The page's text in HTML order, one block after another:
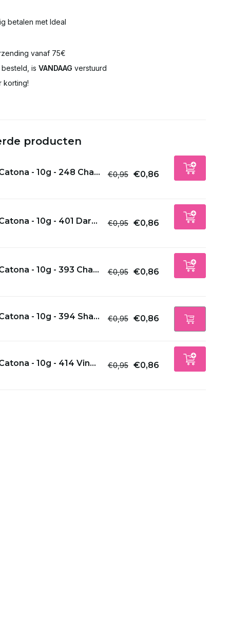
betalen met Ideal
vanaf 75€
besteld, is VANDAAG verstuurd
korting!
producten
- 10g - 248 Cha... €0,95 €0,86
- 10g - 401 Dar... €0,95 €0,86
- 10g - 393 Cha... €0,95 €0,86
- 10g - 394 Sha... €0,95 €0,86
- 10g - 414 Vin... €0,95 €0,86